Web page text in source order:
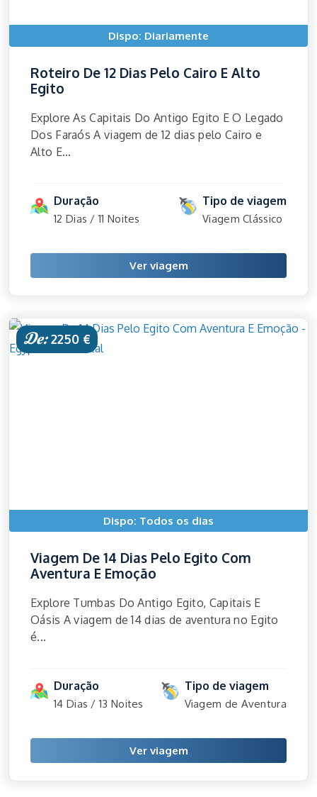
Dispo: Diariamente
Roteiro De 12 Dias Pelo Cairo E Alto
Egito
Explore As Capitais Do Antigo Egito E O Legado
Dos Faraós A viagem de 12 dias pelo Cairo e
Alto E...
Duração
12 Dias / 11 Noites
Tipo de viagem
Viagem Clássico
Ver viagem
De:2250 €
Dispo: Todos os dias
Viagem De 14 Dias Pelo Egito Com
Aventura E Emoção
Explore Tumbas Do Antigo Egito, Capitais E
Oásis A viagem de 14 dias de aventura no Egito
é...
Duração
14 Dias / 13 Noites
Tipo de viagem
Viagem de Aventura
Ver viagem